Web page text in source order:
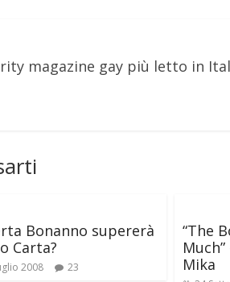
magazine gay più letto in
Bonanno supererà
Carta?
2008 23
“The
Mika